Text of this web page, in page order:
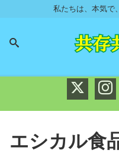
私たちは、本気で
エシカル食